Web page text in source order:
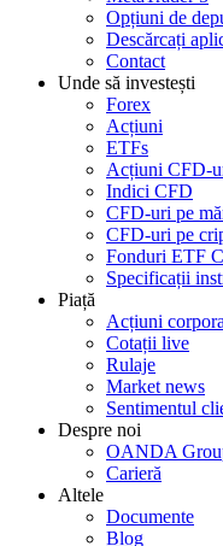
Opțiuni de
Descărcați
Contact
Unde să investești
Forex
Acțiuni
ETFs
Acțiuni CFD-
Indici CFD
CFD-uri pe
CFD-uri pe
Fonduri ETF
Specificații
Piață
Acțiuni
Cotații live
Rulaje
Market news
Sentimentul
Despre noi
OANDA
Carieră
Altele
Documente
Blog